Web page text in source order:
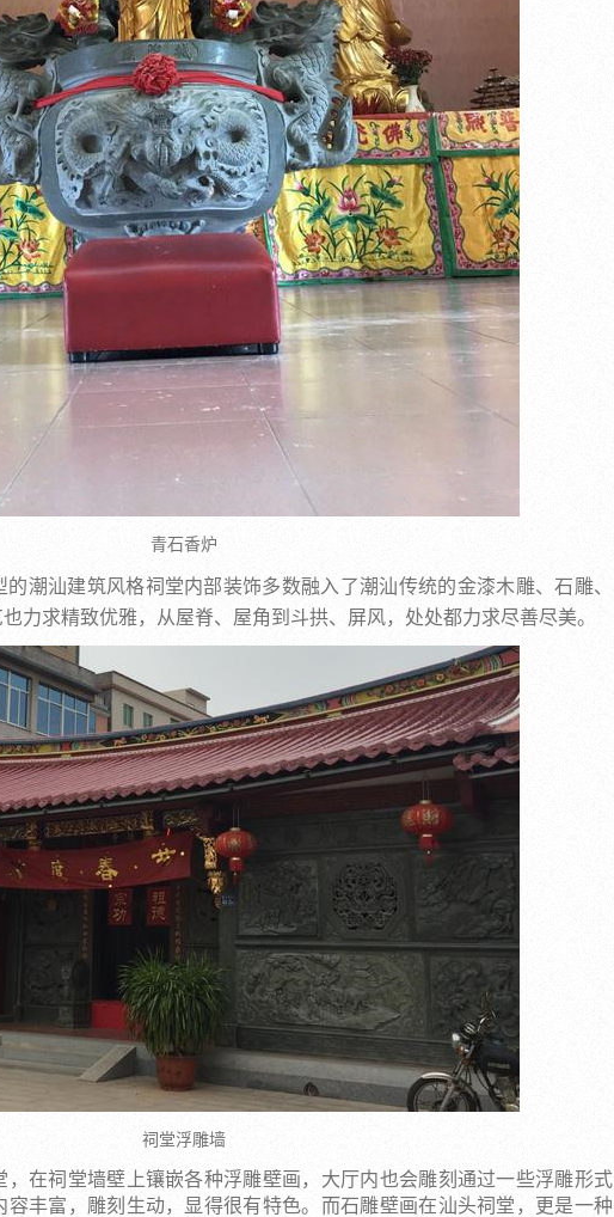
青石香炉
潮汕建筑风格祠堂内部装饰多数融入了潮汕传统的金漆木雕、石雕、
力求精致优雅，从屋脊、屋角到斗拱、屏风，处处都力求尽善尽美。
祠堂浮雕墙
，在祠堂墙壁上镶嵌各种浮雕壁画，大厅内也会雕刻通过一些浮雕形式
丰富，雕刻生动，显得很有特色。而石雕壁画在汕头祠堂，更是一种